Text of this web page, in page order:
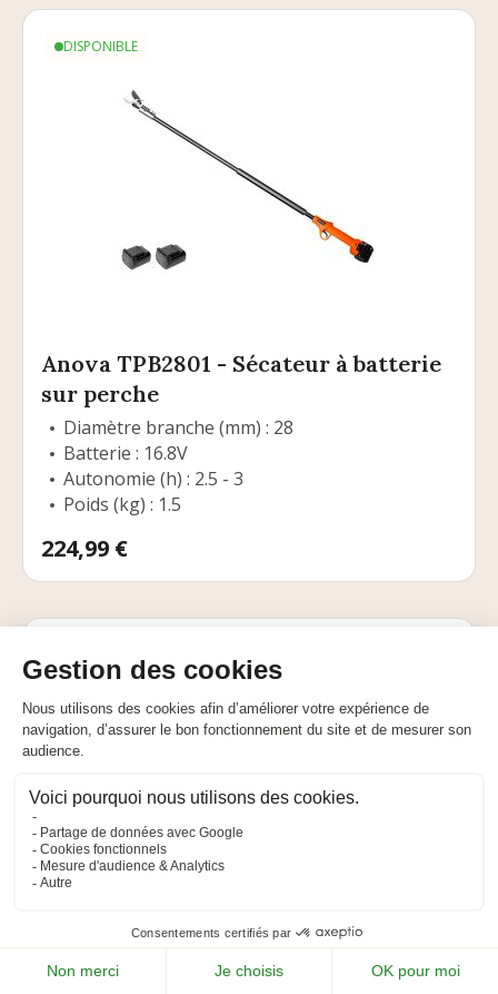
DISPONIBLE
Anova TPB2801 - Sécateur à batterie
sur perche
Diamètre branche (mm) : 28
Batterie : 16.8V
Autonomie (h) : 2.5 - 3
Poids (kg) : 1.5
Prix
224,99 €
Anova TPB4004 - Kit sécateur +